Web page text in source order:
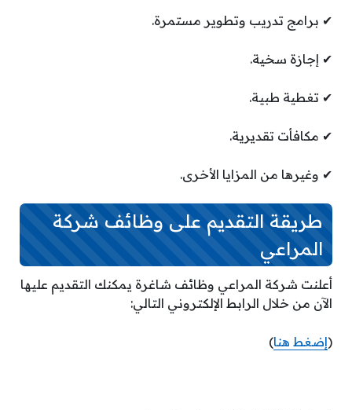
✔ برامج تدريب وتطوير مستمرة.
✔ إجازة سخية.
✔ تغطية طبية.
✔ مكافأت تقديرية.
✔ وغيرها من المزايا الأخرى.
طريقة التقديم على وظائف شركة
المراعي
أعلنت شركة المراعي وظائف شاغرة يمكنك التقديم عليها
الآن من خلال الرابط الإلكتروني التالي:
(إضغط هنا)